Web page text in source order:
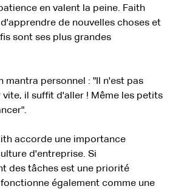
en valent la peine. Faith
de nouvelles choses et
sont ses plus grandes
mantra personnel : "Il n'est pas
vite, il suffit d'aller ! Même les petits
accorde une importance
d'entreprise. Si
des tâches est une priorité
également comme une